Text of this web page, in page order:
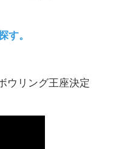
す。
ウリング王座決定